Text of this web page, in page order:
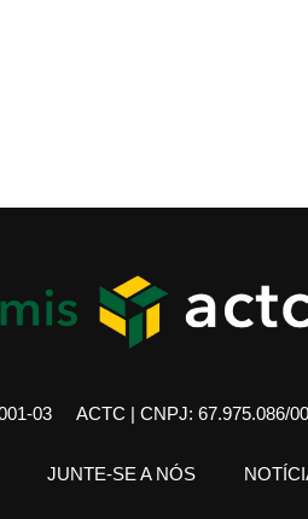
03 ACTC | CNPJ: 67.975.086/
JUNTE-SE A NÓS